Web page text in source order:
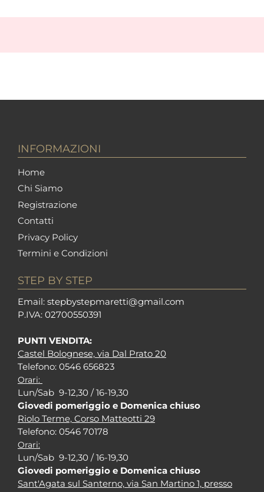
INFORMAZIONI
Home
Chi Siamo
Registrazione
Contatti
Privacy Policy
Termini e Condizioni
STEP BY STEP
Email: stepbystepmaretti@gmail.com
P.IVA: 02700550391
PUNTI VENDITA:
Castel Bolognese, via Dal Prato 20
Telefono: 0546 656823
Orari:
Lun/Sab 9-12,30 / 16-19,30
Giovedi pomeriggio e Domenica chiuso
Riolo Terme, Corso Matteotti 29
Telefono: 0546 70178
Orari:
Lun/Sab 9-12,30 / 16-19,30
Giovedi pomeriggio e Domenica chiuso
Sant'Agata sul Santerno, via San Martino 1, presso